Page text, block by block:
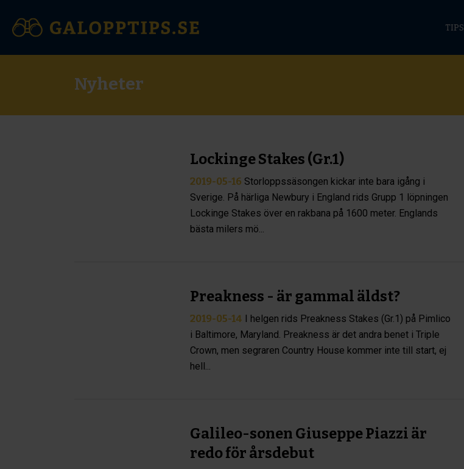
TIPS
Nyheter
Lockinge Stakes (Gr.1)
2019-05-16 Storloppssäsongen kickar inte bara igång i
Sverige. På härliga Newbury i England rids Grupp 1 löpningen
Lockinge Stakes över en rakbana på 1600 meter. Englands
bästa milers mö...
Preakness - är gammal äldst?
2019-05-14 I helgen rids Preakness Stakes (Gr.1) på Pimlico
i Baltimore, Maryland. Preakness är det andra benet i Triple
Crown, men segraren Country House kommer inte till start, ej
hell...
Galileo-sonen Giuseppe Piazzi är
redo för årsdebut